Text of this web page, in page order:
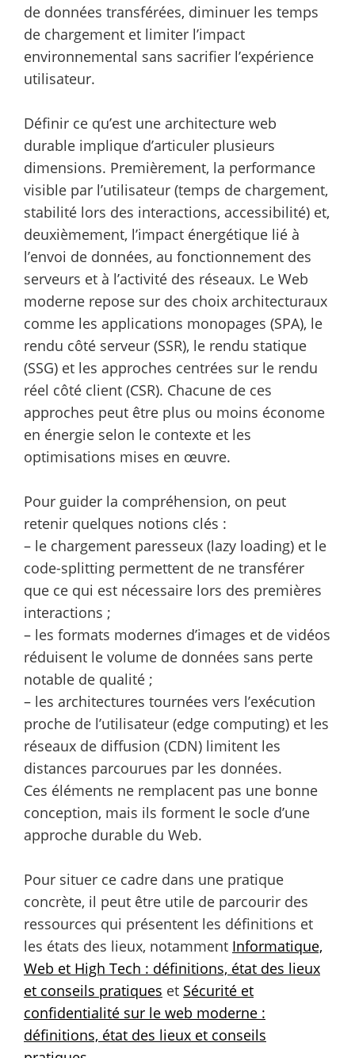
de données transférées, diminuer les temps
de chargement et limiter l’impact
environnemental sans sacrifier l’expérience
utilisateur.
Définir ce qu’est une architecture web
durable implique d’articuler plusieurs
dimensions. Premièrement, la performance
visible par l’utilisateur (temps de chargement,
stabilité lors des interactions, accessibilité) et,
deuxièmement, l’impact énergétique lié à
l’envoi de données, au fonctionnement des
serveurs et à l’activité des réseaux. Le Web
moderne repose sur des choix architecturaux
comme les applications monopages (SPA), le
rendu côté serveur (SSR), le rendu statique
(SSG) et les approches centrées sur le rendu
réel côté client (CSR). Chacune de ces
approches peut être plus ou moins économe
en énergie selon le contexte et les
optimisations mises en œuvre.
Pour guider la compréhension, on peut
retenir quelques notions clés :
– le chargement paresseux (lazy loading) et le
code-splitting permettent de ne transférer
que ce qui est nécessaire lors des premières
interactions ;
– les formats modernes d’images et de vidéos
réduisent le volume de données sans perte
notable de qualité ;
– les architectures tournées vers l’exécution
proche de l’utilisateur (edge computing) et les
réseaux de diffusion (CDN) limitent les
distances parcourues par les données.
Ces éléments ne remplacent pas une bonne
conception, mais ils forment le socle d’une
approche durable du Web.
Pour situer ce cadre dans une pratique
concrète, il peut être utile de parcourir des
ressources qui présentent les définitions et
les états des lieux, notamment Informatique,
Web et High Tech : définitions, état des lieux
et conseils pratiques et Sécurité et
confidentialité sur le web moderne :
définitions, état des lieux et conseils